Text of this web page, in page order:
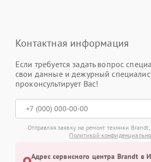
Контактная информация
Если требуется задать вопрос
свои данные и дежурный
проконсультирует Вас!
Отправляя заявку на ремонт техники
Политикой
Адрес сервисного центра Brandt в